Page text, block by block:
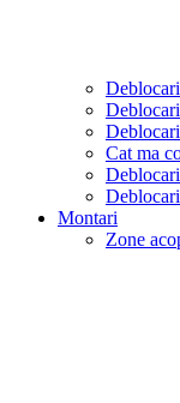
Cat ma
Montari
Zone